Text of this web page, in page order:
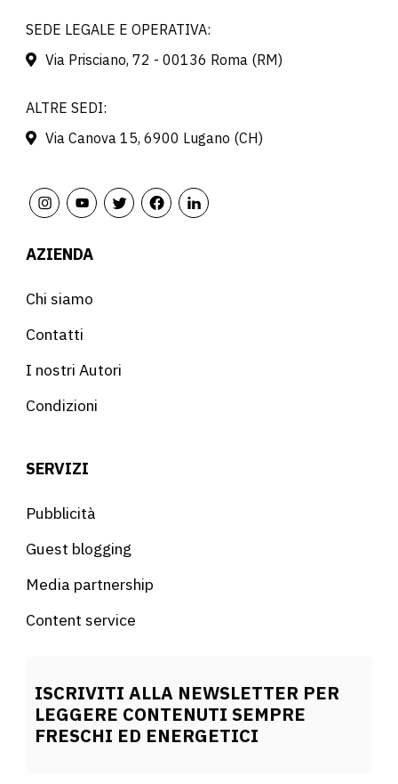
SEDE LEGALE E OPERATIVA:
Via Prisciano, 72 - 00136 Roma (RM)
ALTRE SEDI:
Via Canova 15, 6900 Lugano (CH)
AZIENDA
Chi siamo
Contatti
I nostri Autori
Condizioni
SERVIZI
Pubblicità
Guest blogging
Media partnership
Content service
ISCRIVITI ALLA NEWSLETTER PER
LEGGERE CONTENUTI SEMPRE
FRESCHI ED ENERGETICI